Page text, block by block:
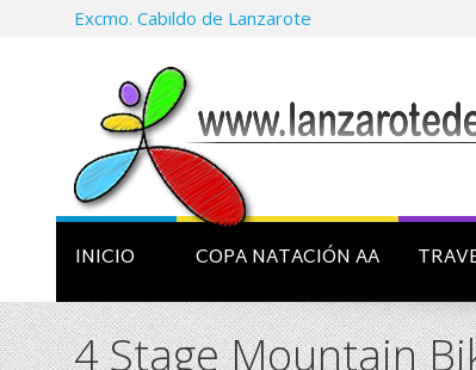
Excmo. Cabildo de Lanzarote
INICIO COPA NATACIÓN AA
4 Stage Mountain